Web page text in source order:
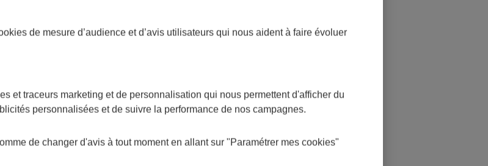
du secteur privé et leurs ayants droit, les
agricoles, salariés agricoles et leur ayants droit.
spéciaux couvrent historiquement certaines
de mesure d’audience et d’avis utilisateurs qui nous aident à faire évoluer
et traceurs marketing et de personnalisation qui nous permettent d'afficher du
personnalisées et de suivre la performance de nos campagnes.
de changer d'avis à tout moment en allant sur "Paramétrer mes cookies"